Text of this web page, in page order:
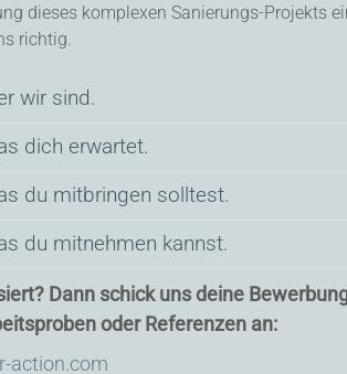
dieses komplexen Sanierungs-Projekts
richtig.
wir sind.
dich erwartet.
du mitbringen solltest.
du mitnehmen kannst.
Dann schick uns deine
oder Referenzen an:
action.com